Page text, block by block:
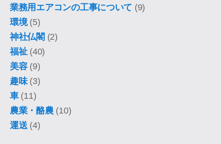
業務用エアコンの工事について (9)
環境(5)
神社仏閣 (2)
福祉(40)
美容(9)
趣味(3)
車(11)
農業・酪農 (10)
運送 (4)